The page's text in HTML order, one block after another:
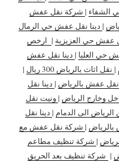
الشفاء | شركة نقل عفش
| دينا نقل عفش حي الرمال
عفش حي العزيزية | ارخص
حي العليا | دينا نقل عفش
| نقل اثاث بالرياض 300 ريال
|
عفش بالرياض | دينا نقل
وخارج الرياض | ونيت نقل
الى الدمام | دينا نقل
| شركة نقل عفش مع
| شركة تنظيف مطاعم
| شركة تنظيف بعد الحريق